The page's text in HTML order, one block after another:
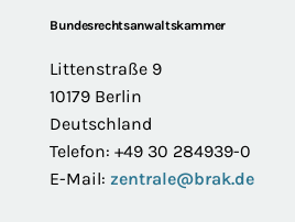
FooterBundesrechtsanwaltskammer
Littenstraße 9
10179 Berlin
Deutschland
Telefon: +49 30 284939-0
E-Mail: zentrale@brak.de